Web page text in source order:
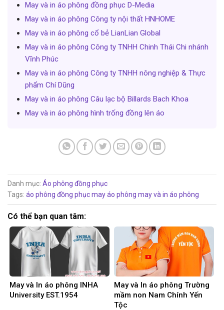
May và in áo phông đồng phục D-Media
May và in áo phông Công ty nội thất HNHOME
May và in áo phông cổ bẻ LianLian Global
May và in áo phông Công ty TNHH Chinh Thái Chi nhánh
Vĩnh Phúc
May và in áo phông Công ty TNHH nông nghiệp & Thực
phẩm Chí Dũng
May và in áo phông Câu lạc bộ Billards Bach Khoa
May và in áo phông hình trống đồng lên áo
Danh mục: Áo phông đồng phục
Tags: áo phông đồng phụcmay áo phông may và in áo phông
Có thể bạn quan tâm:
May và In áo phông INHA
University EST.1954
May và In áo phông Trường
mầm non Nam Chính Yến
Tộc